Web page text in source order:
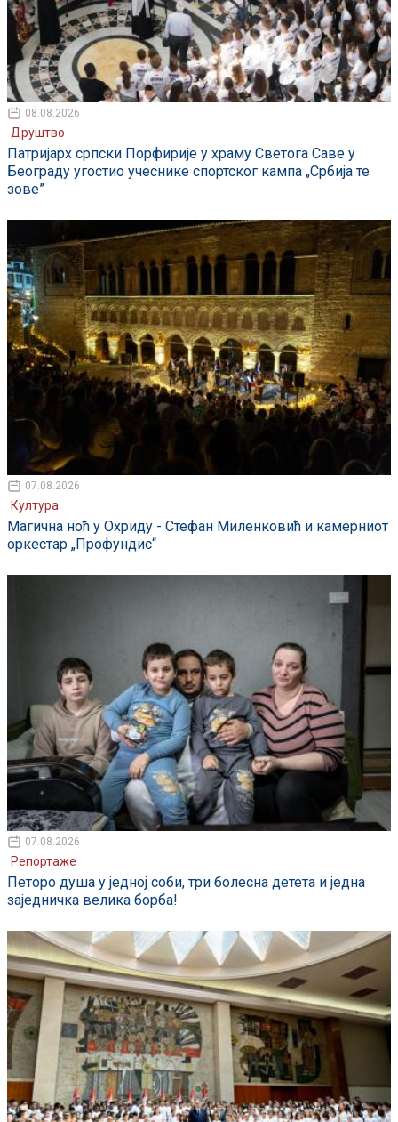
08.08.2026
Друштво
Патријарх српски Порфирије у храму Светога Саве у
Београду угостио учеснике спортског кампа „Србија те
зове”
07.08.2026
Култура
Магична ноћ у Охриду - Стефан Миленковић и камерниот
оркестар „Профундис“
07.08.2026
Репортаже
Петоро душа у једној соби, три болесна детета и једна
заједничка велика борба!